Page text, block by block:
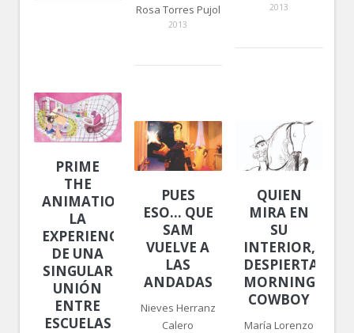
Rosa Torres Pujol
2013
2013
PRIME
THE
ANIMATION!
LA
EXPERIENCIA
DE UNA
SINGULAR
UNIÓN
ENTRE
ESCUELAS
PUES
ESO… QUE
SAM
VUELVE A
LAS
ANDADAS
Nieves Herranz
Calero
QUIEN
MIRA EN
SU
INTERIOR,
DESPIERTA:
MORNING
COWBOY
María Lorenzo